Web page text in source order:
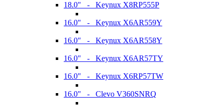
18.0" - Keynux X8RP555P
16.0" - Keynux X6AR559Y
16.0" - Keynux X6AR558Y
16.0" - Keynux X6AR57TY
16.0" - Keynux X6RP57TW
16.0" - Clevo V360SNRQ